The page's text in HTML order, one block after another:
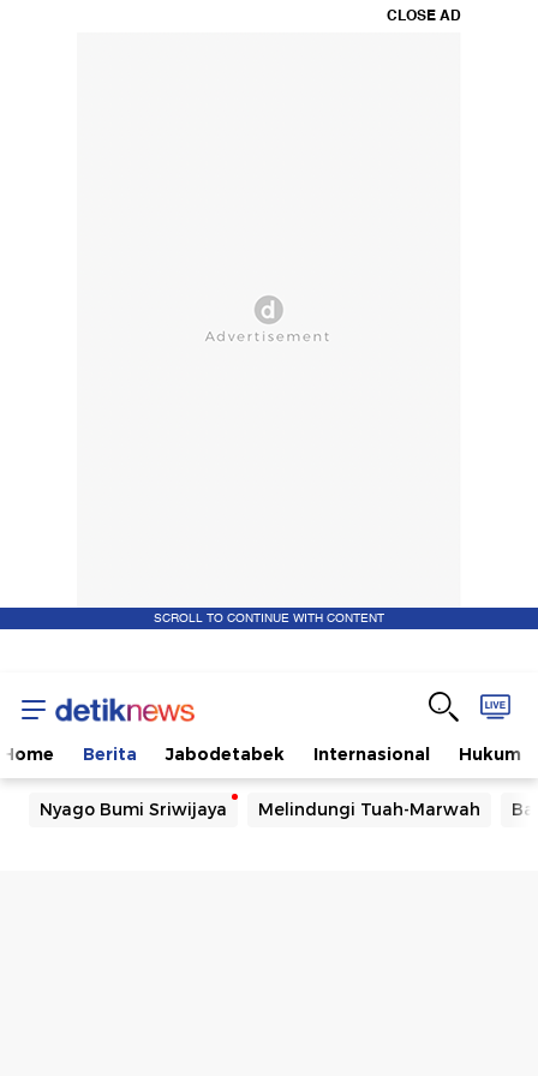
CLOSE AD
SCROLL TO CONTINUE WITH CONTENT
Home Berita Jabodetabek Internasional Hukum
Nyago Bumi Sriwijaya Melindungi Tuah-Marwah